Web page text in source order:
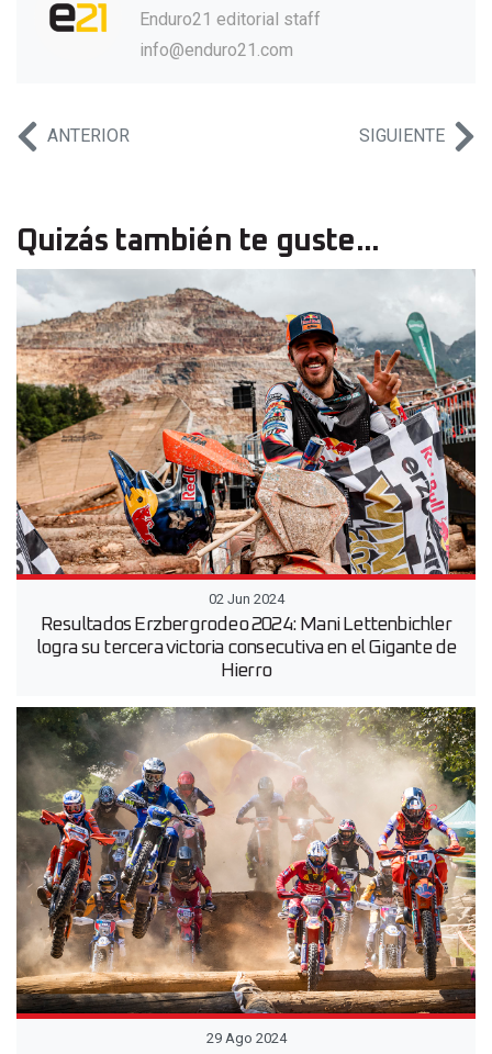
Enduro21 editorial staff
info@enduro21.com
ANTERIOR SIGUIENTE
Quizás también te guste...
02 Jun 2024
Resultados Erzbergrodeo 2024: Mani Lettenbichler
logra su tercera victoria consecutiva en el Gigante de
Hierro
29 Ago 2024